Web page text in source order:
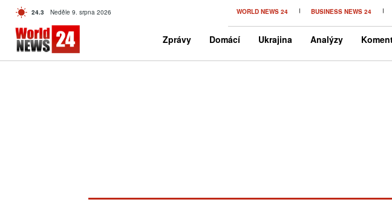
24.3 C Czech
Neděle 9. srpna 2026 WORLD NEWS 24 BUSINESS NEWS 24
Zprávy Domácí Ukrajina Analýzy